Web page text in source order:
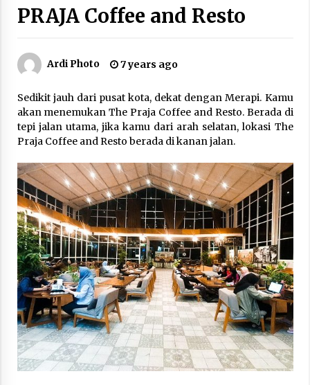
PRAJA Coffee and Resto
Ardi Photo 7 years ago
Sedikit jauh dari pusat kota, dekat dengan Merapi. Kamu
akan menemukan The Praja Coffee and Resto. Berada di
tepi jalan utama, jika kamu dari arah selatan, lokasi The
Praja Coffee and Resto berada di kanan jalan.